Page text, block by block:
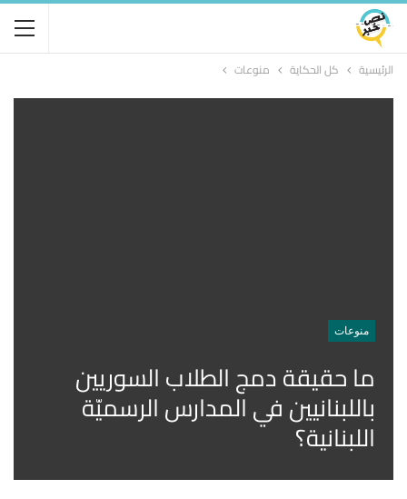
الرئيسية كل الحكاية منوعات
منوعات
ما حقيقة دمج الطلاب السوريين
باللبنانيين في المدارس الرسميّة
اللبنانية؟